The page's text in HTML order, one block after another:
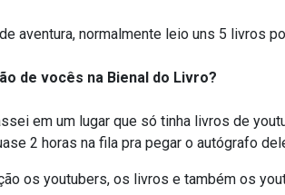
aventura, normalmente leio uns 5 livros
de vocês na Bienal do Livro?
em um lugar que só tinha livros de
2 horas na fila pra pegar o autógrafo
os youtubers, os livros e também os